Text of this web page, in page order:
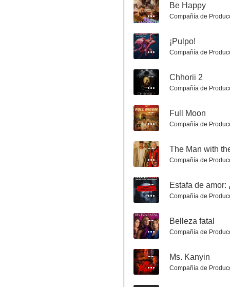
Asalto en París
6.5
Edén
6.4
-- Be Happy
Compañía de
-- ¡Pulpo!
Compañía de
-- Chhorii 2
Compañía de
-- Full Moon
Compañía de
-- The Man with
Compañía de
--
Compañía de
-- Belleza fatal
Compañía de
-- Ms. Kanyin
Compañía de